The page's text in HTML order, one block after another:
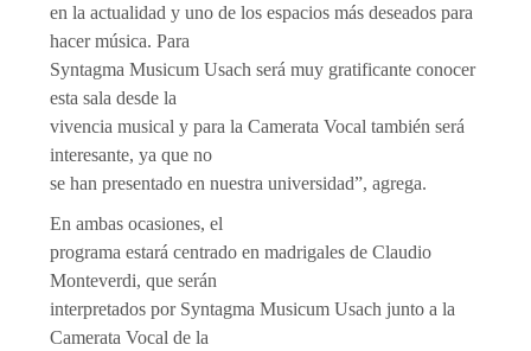
en la actualidad y uno de los espacios más deseados para
hacer música. Para
Syntagma Musicum Usach será muy gratificante conocer
esta sala desde la
vivencia musical y para la Camerata Vocal también será
interesante, ya que no
se han presentado en nuestra universidad”, agrega.
En ambas ocasiones, el
programa estará centrado en madrigales de Claudio
Monteverdi, que serán
interpretados por Syntagma Musicum Usach junto a la
Camerata Vocal de la